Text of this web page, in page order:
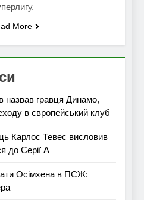
More
назвав гравця Динамо,
в європейський клуб
Карлос Тевес висловив
до Серії А
Осімхена в ПСЖ: